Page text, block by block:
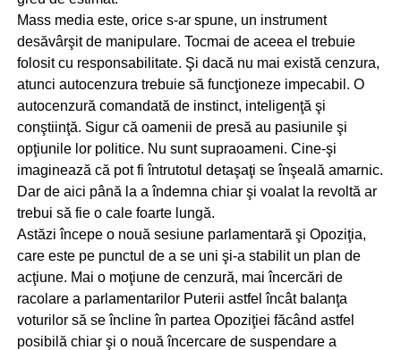
Mass media este, orice s-ar spune, un instrument
desăvârşit de manipulare. Tocmai de aceea el trebuie
folosit cu responsabilitate. Şi dacă nu mai există cenzura,
atunci autocenzura trebuie să funcţioneze impecabil. O
autocenzură comandată de instinct, inteligenţă şi
conştiinţă. Sigur că oamenii de presă au pasiunile şi
opţiunile lor politice. Nu sunt supraoameni. Cine-şi
imaginează că pot fi întrutotul detaşaţi se înşeală amarnic.
Dar de aici până la a îndemna chiar şi voalat la revoltă ar
trebui să fie o cale foarte lungă.
Astăzi începe o nouă sesiune parlamentară şi Opoziţia,
care este pe punctul de a se uni şi-a stabilit un plan de
acţiune. Mai o moţiune de cenzură, mai încercări de
racolare a parlamentarilor Puterii astfel încât balanţa
voturilor să se încline în partea Opoziţiei făcând astfel
posibilă chiar şi o nouă încercare de suspendare a